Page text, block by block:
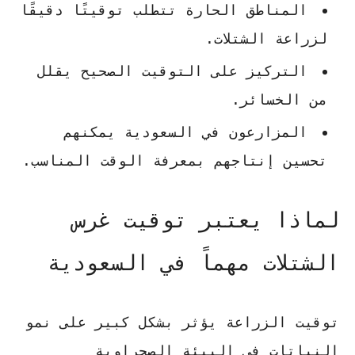
المناطق الحارة تتطلب توقيتًا دقيقًا
لزراعة الشتلات.
التركيز على التوقيت الصحيح يقلل
من الخسائر.
المزارعون في السعودية يمكنهم
تحسين إنتاجهم بمعرفة الوقت المناسب.
لماذا يعتبر توقيت غرس
الشتلات مهماً في السعودية
توقيت الزراعة يؤثر بشكل كبير على نمو
النباتات في البيئة الصحراوية